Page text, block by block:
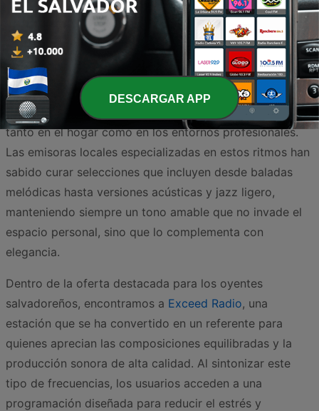
consolidado como la opción predilecta para quienes
buscan un ambiente de serenidad y relajación en su día
a día. Este género, conocido por sus melodías suaves y
arreglos instrumentales armoniosos, ofrece un respiro
necesario frente al ajetreo cotidiano de las ciudades
salvadoreñas, convirtiéndose en el acompañante ideal
tanto en el hogar como en los entornos profesionales.
Las emisoras locales especializadas en estos ritmos han
sabido curar selecciones que incluyen desde baladas
melódicas hasta versiones acústicas y jazz ligero,
manteniendo siempre un tono amable que no invade el
espacio personal, sino que lo complementa con
elegancia.
Dentro de la oferta destacada para los oyentes
salvadoreños, encontramos a Exceed Radio, una
estación que se ha convertido en un referente para
quienes aprecian las composiciones equilibradas y la
producción sonora de alta calidad. Al sintonizar este
tipo de frecuencias, los usuarios acceden a una
programación diseñada para reducir el estrés y
DESCARGAR APP